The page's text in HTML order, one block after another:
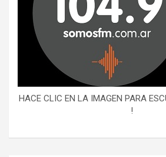
HACE CLIC EN LA IMAGEN PARA
!